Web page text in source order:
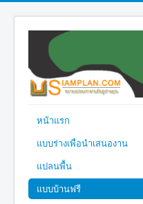
หน้าแรก
แบบร่างเพื่อนำเสนองาน
แปลนพื้น
แบบบ้านฟรี